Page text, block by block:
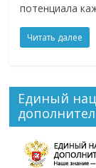
потенциала
Читать далее
Единый